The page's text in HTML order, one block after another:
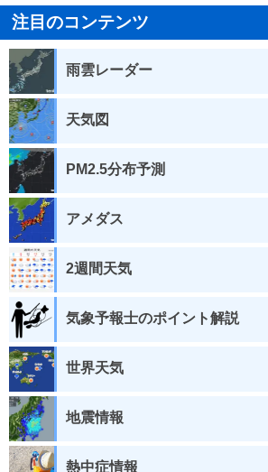
注目のコンテンツ
雨雲レーダー
天気図
PM2.5分布予測
アメダス
2週間天気
気象予報士のポイント解説
世界天気
地震情報
熱中症情報